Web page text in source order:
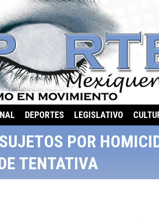
DEPORTES LEGISLATIVO
POR
TENTATIVA